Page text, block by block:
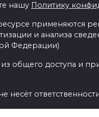
нашу Политику
применяются
и анализа
Федерации)
общего доступа и
несёт